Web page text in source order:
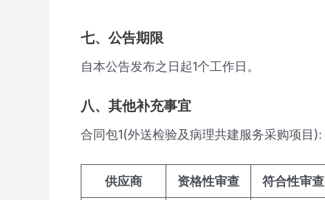
七、公告期限
自本公告发布之日起1个工作日。
八、其他补充事宜
合同包1(外送检验及病理共建服务采购项目):
供应商 资格性审查 符合性审查